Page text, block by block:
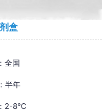
盒
全国
半年
2-8℃